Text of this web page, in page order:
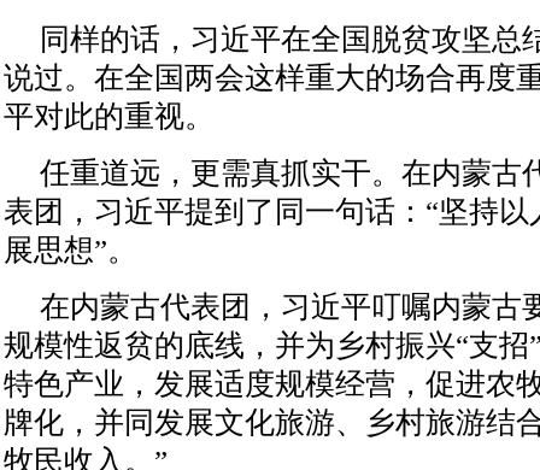
同样的话，习近平在全国脱贫攻坚总
说过。在全国两会这样重大的场合再度
平对此的重视。
任重道远，更需真抓实干。在内蒙古
表团，习近平提到了同一句话：“坚持
展思想”。
在内蒙古代表团，习近平叮嘱内蒙古
规模性返贫的底线，并为乡村振兴“支招
特色产业，发展适度规模经营，促进农
牌化，并同发展文化旅游、乡村旅游结
牧民收入。”